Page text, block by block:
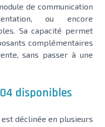
de communication
ou encore
Sa capacité permet
complémentaires
sans passer à une
disponibles
est déclinée en plusieurs